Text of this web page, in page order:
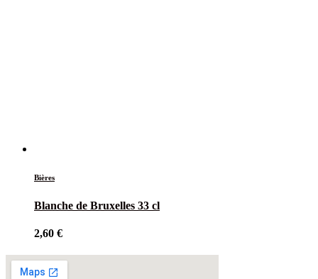
Bières
Blanche de Bruxelles 33 cl
2,60 €